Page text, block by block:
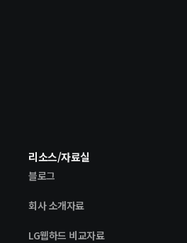
리소스/자료실
블로그
회사 소개자료
LG웹하드 비교자료